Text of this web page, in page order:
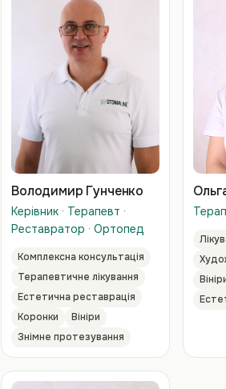
Володимир Гунченко
Керівник · Терапевт ·
Реставратор · Ортопед
Комплексна консультація
Терапевтичне лікування
Естетична реставрація
Коронки
Вініри
Знімне протезування